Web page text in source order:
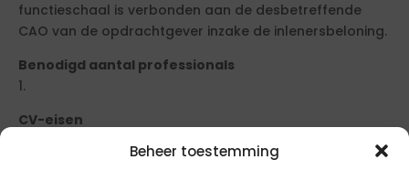
Beheer toestemming
functieschaal is verbonden aan de desbetreffende
CAO van de opdrachtgever inzake de inlenersbeloning.
Benodigd aantal professionals
1.
CV-eisen
Maximaal 5 pagina’s, opgesteld in het Nederlands,
minimaal 2 referenties.